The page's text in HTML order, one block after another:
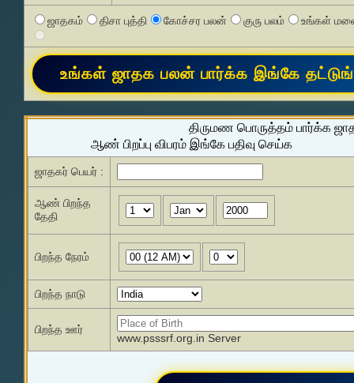
ஜாதகம் திசா புத்தி கோச்சர பலன் குரு பலம் உங்கள்
திருமண பொருத்தம் பார்க்க
ஆண் பிறப்பு விபரம் இங்கே பதிவு செய்க
ஜாதகர் பெயர் :
ஆண் பிறந்த
தேதி
பிறந்த நேரம்
பிறந்த நாடு
பிறந்த ஊர்
www.psssrf.org.in Server